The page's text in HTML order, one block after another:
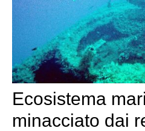
Ecosistema
minacciato dai